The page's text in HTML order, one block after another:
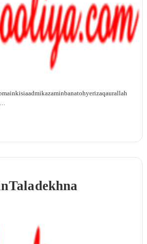
kisi aadmi ka zamin bana toh ye rizaq aur allah
Tala dekhna